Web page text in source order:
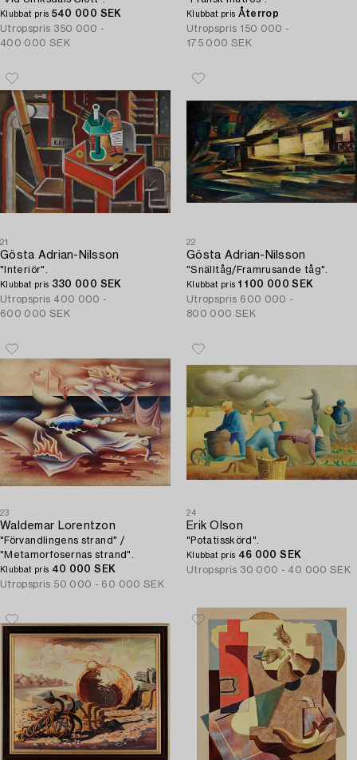
Klubbat pris 540 000 SEK
Utropspris 350 000 -
400 000 SEK
Klubbat pris Återrop
Utropspris 150 000 -
175 000 SEK
21
Gösta Adrian-Nilsson
"Interiör".
Klubbat pris 330 000 SEK
Utropspris 400 000 -
600 000 SEK
22
Gösta Adrian-Nilsson
"Snälltåg/Framrusande tåg".
Klubbat pris 1 100 000 SEK
Utropspris 600 000 -
800 000 SEK
23
Waldemar Lorentzon
"Förvandlingens strand" /
"Metamorfosernas strand".
Klubbat pris 40 000 SEK
Utropspris 50 000 - 60 000 SEK
24
Erik Olson
"Potatisskörd".
Klubbat pris 46 000 SEK
Utropspris 30 000 - 40 000 SEK